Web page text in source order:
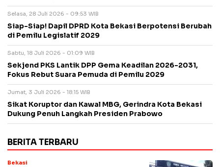
Selasa, 28 Juli 2026 - 09:53 WIB
Siap-Siap! Dapil DPRD Kota Bekasi Berpotensi Berubah
di Pemilu Legislatif 2029
Sabtu, 18 Juli 2026 - 01:09 WIB
Sekjend PKS Lantik DPP Gema Keadilan 2026-2031,
Fokus Rebut Suara Pemuda di Pemilu 2029
Jumat, 3 Juli 2026 - 18:15 WIB
Sikat Koruptor dan Kawal MBG, Gerindra Kota Bekasi
Dukung Penuh Langkah Presiden Prabowo
BERITA TERBARU
Bekasi